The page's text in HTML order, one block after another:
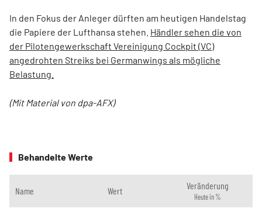
In den Fokus der Anleger dürften am heutigen Handelstag
die Papiere der Lufthansa stehen. Händler sehen die von
der Pilotengewerkschaft Vereinigung Cockpit (VC)
angedrohten Streiks bei Germanwings als mögliche
Belastung.
(Mit Material von dpa-AFX)
Behandelte Werte
Name Wert Veränderung
Heute in %